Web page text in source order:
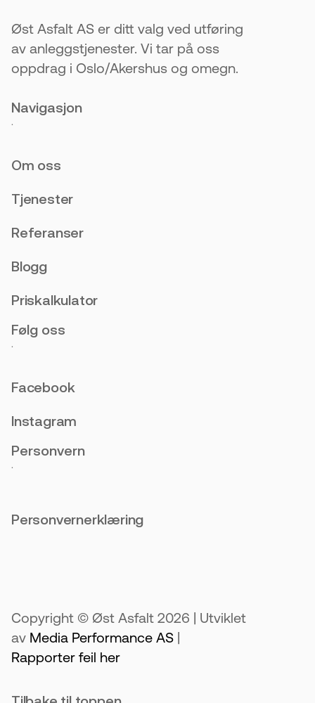
Øst Asfalt AS er ditt valg ved utføring
av anleggstjenester. Vi tar på oss
oppdrag i Oslo/Akershus og omegn.
Navigasjon
.
Om oss
Tjenester
Referanser
Blogg
Priskalkulator
Følg oss
.
Facebook
Instagram
Personvern
.
Personvernerklæring
Copyright © Øst Asfalt 2026 | Utviklet
av Media Performance AS |
Rapporter feil her